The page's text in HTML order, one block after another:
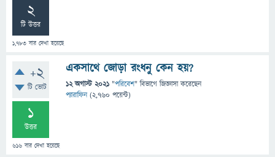
2
টি উত্তর
1,783 বার দেখা হয়েছে
+2
টি ভোট
1
উত্তর
616 বার দেখা হয়েছে
একসাথে জোড়া রংধনু কেন হয়?
12 অগাস্ট 2021 "পরিবেশ" বিভাগে জিজ্ঞাসাকরেছেন
প্যারাফিন (2,760 পয়েন্ট)